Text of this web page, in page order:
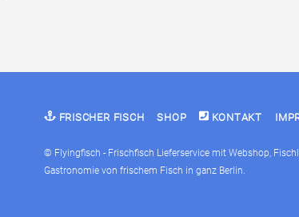
FRISCHER FISCH SHOP KONTAKT
© Flyingfisch - Frischfisch Lieferservice mit Webshop,
Gastronomie von frischem Fisch in ganz Berlin.